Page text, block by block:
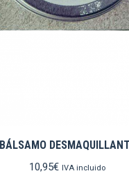
BÁLSAMO
10,95€ IVA incluido